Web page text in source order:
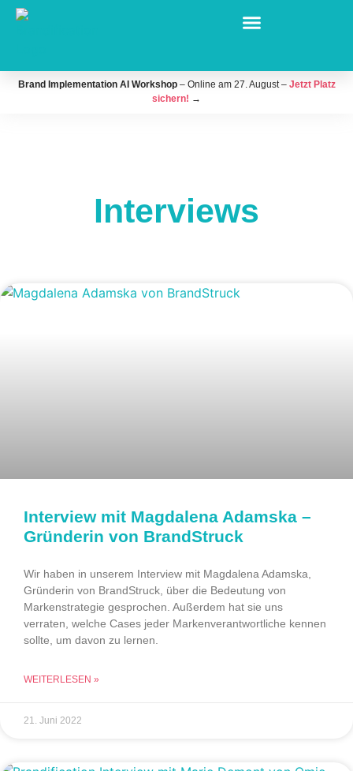
Brand Implementation AI Workshop– Online am 27. August – Jetzt Platz
sichern! →
Interviews
Interview mit Magdalena Adamska –
Gründerin von BrandStruck
Wir haben in unserem Interview mit Magdalena Adamska,
Gründerin von BrandStruck, über die Bedeutung von
Markenstrategie gesprochen. Außerdem hat sie uns
verraten, welche Cases jeder Markenverantwortliche kennen
sollte, um davon zu lernen.
WEITERLESEN »
21. Juni 2022